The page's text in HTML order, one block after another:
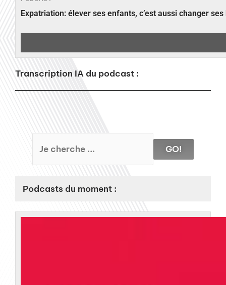
Expatriation: élever ses enfants, c’est aussi changer
Transcription IA du podcast :
GO!
Podcasts du moment :